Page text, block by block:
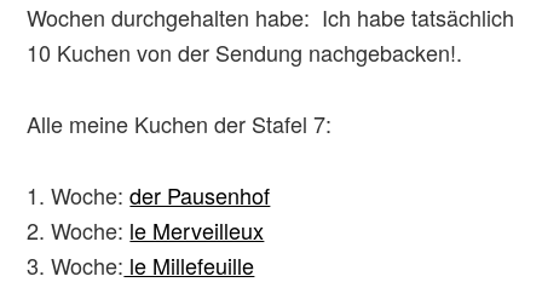
Wochen durchgehalten habe: Ich habe tatsächlich
10 Kuchen von der Sendung nachgebacken!.
Alle meine Kuchen der Stafel 7:
Woche:der Pausenhof
Woche: le Merveilleux
Woche: le Millefeuille